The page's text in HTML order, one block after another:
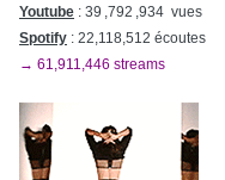
Youtube : 39 ,792 ,934 vues
Spotify : 22,118,512 écoutes
→ 61,911,446 streams